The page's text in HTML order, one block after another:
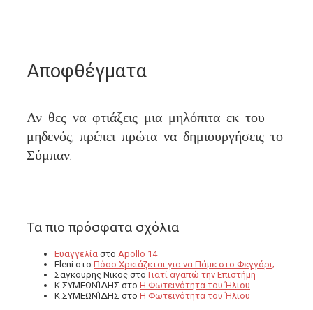
Αποφθέγματα
Αν θες να φτιάξεις μια μηλόπιτα εκ του
μηδενός, πρέπει πρώτα να δημιουργήσεις το
Σύμπαν.
Τα πιο πρόσφατα σχόλια
Ευαγγελία στο Apollo 14
Eleni στο Πόσο Χρειάζεται για να Πάμε στο Φεγγάρι;
Σαγκουρης Νικος στο Γιατί αγαπώ την Επιστήμη
Κ.ΣΥΜΕΩΝΊΔΗΣ στο Η Φωτεινότητα του Ήλιου
Κ.ΣΥΜΕΩΝΊΔΗΣ στο Η Φωτεινότητα του Ήλιου